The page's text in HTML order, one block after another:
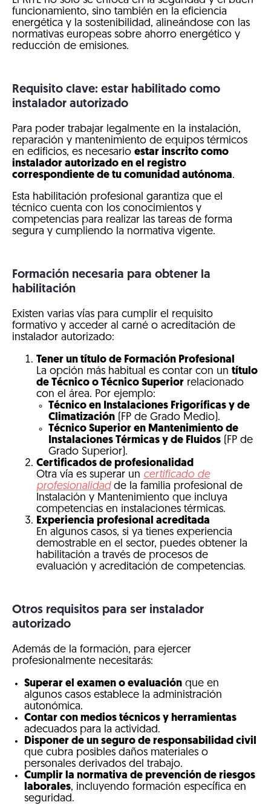
funcionamiento, sino también en la eficiencia
energética y la sostenibilidad, alineándose con las
normativas europeas sobre ahorro energético y
reducción de emisiones.
Requisito clave: estar habilitado como
instalador autorizado
Para poder trabajar legalmente en la instalación,
reparación y mantenimiento de equipos térmicos
en edificios, es necesario estar inscrito como
instalador autorizado en el registro
correspondiente de tu comunidad autónoma.
Esta habilitación profesional garantiza que el
técnico cuenta con los conocimientos y
competencias para realizar las tareas de forma
segura y cumpliendo la normativa vigente.
Formación necesaria para obtener la
habilitación
Existen varias vías para cumplir el requisito
formativo y acceder al carné o acreditación de
instalador autorizado:
Tener un título de Formación Profesional
La opción más habitual es contar con un título
de Técnico o Técnico Superior relacionado
con el área. Por ejemplo:
Técnico en Instalaciones Frigoríficas y de
Climatización (FP de Grado Medio).
Técnico Superior en Mantenimiento de
Instalaciones Térmicas y de Fluidos (FP de
Grado Superior).
Certificados de profesionalidad
Otra vía es superar un certificado de
profesionalidadde la familia profesional de
Instalación y Mantenimiento que incluya
competencias en instalaciones térmicas.
Experiencia profesional acreditada
En algunos casos, si ya tienes experiencia
demostrable en el sector, puedes obtener la
habilitación a través de procesos de
evaluación y acreditación de competencias.
Otros requisitos para ser instalador
autorizado
Además de la formación, para ejercer
profesionalmente necesitarás:
Superar el examen o evaluación que en
algunos casos establece la administración
autonómica.
Contar con medios técnicos y herramientas
adecuados para la actividad.
Disponer de un seguro de responsabilidad civil
que cubra posibles daños materiales o
personales derivados del trabajo.
Cumplir la normativa de prevención de riesgos
laborales, incluyendo formación específica en
seguridad.